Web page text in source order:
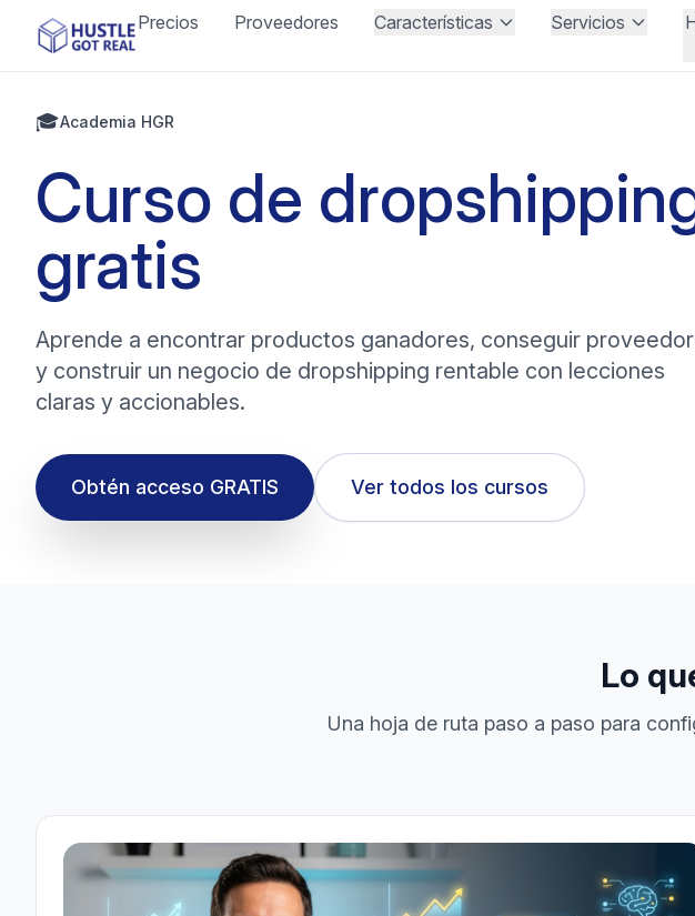
Precios Proveedores Características Servicios
🎓Academia HGR
Curso de
gratis
Aprende a encontrar productos ganadores, conseguir
y construir un negocio de dropshipping rentable con lecciones
claras y accionables.
Obtén acceso GRATIS Ver todos los cursos
Lo
Una hoja de ruta paso a paso para